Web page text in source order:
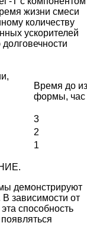
жизни смеси
количеству
ускорителей
Время до
формы, час
3
2
1
демонстрируют
зависимости от
способность